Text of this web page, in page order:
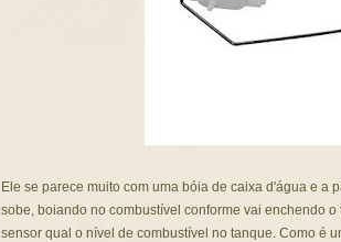
Ele se parece muito com uma bóia de caixa d'água e a
sobe, boiando no combustível conforme vai enchendo
sensor qual o nível de combustível no tanque. Como é